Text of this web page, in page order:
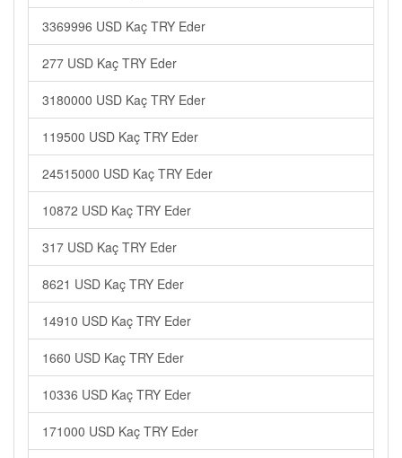
3369996 USD Kaç TRY Eder
277 USD Kaç TRY Eder
3180000 USD Kaç TRY Eder
119500 USD Kaç TRY Eder
24515000 USD Kaç TRY Eder
10872 USD Kaç TRY Eder
317 USD Kaç TRY Eder
8621 USD Kaç TRY Eder
14910 USD Kaç TRY Eder
1660 USD Kaç TRY Eder
10336 USD Kaç TRY Eder
171000 USD Kaç TRY Eder